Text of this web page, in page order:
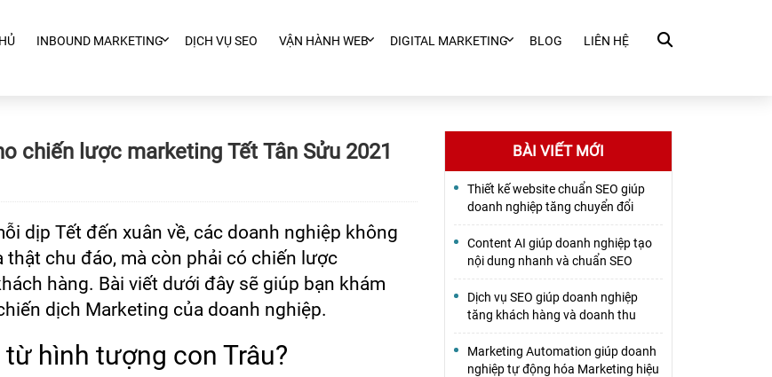
INBOUND MARKETING DỊCH VỤ SEO VẬN HÀNH WEB DIGITAL MARKETING BLOG LIÊN HỆ
chiến lược marketing Tết Tân Sửu 2021
dịp Tết đến xuân về, các doanh nghiệp không
chu đáo, mà còn phải có chiến lược
hàng. Bài viết dưới đây sẽ giúp bạn khám
dịch Marketing của doanh nghiệp.
hình tượng con Trâu?
BÀI VIẾT MỚI
Thiết kế website chuẩn SEO giúp
doanh nghiệp tăng chuyển đổi
Content AI giúp doanh nghiệp tạo
nội dung nhanh và chuẩn SEO
Dịch vụ SEO giúp doanh nghiệp
tăng khách hàng và doanh thu
Marketing Automation giúp doanh
nghiệp tự động hóa Marketing hiệu